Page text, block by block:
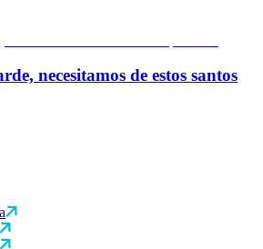
necesitamos de estos santos